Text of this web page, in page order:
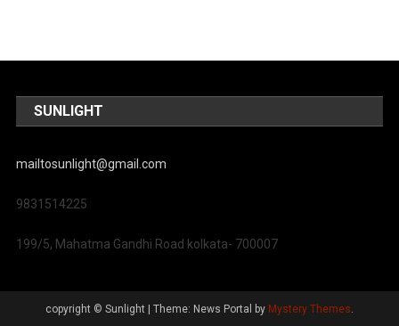
SUNLIGHT
mailtosunlight@gmail.com
9831514225
199/5, Mahatma Gandhi Road kolkata- 700007
copyright © Sunlight Theme: News Portal by Mystery Themes.